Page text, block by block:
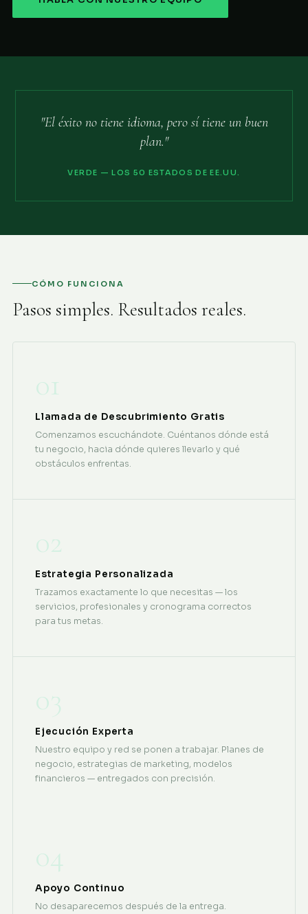
"El éxito no tiene idioma, pero sí tiene un buen
plan."
VERDE — LOS 50 ESTADOS DE EE.UU.
CÓMO FUNCIONA
Pasos simples. Resultados reales.
01
Llamada de Descubrimiento Gratis
Comenzamos escuchándote. Cuéntanos dónde está
tu negocio, hacia dónde quieres llevarlo y qué
obstáculos enfrentas.
02
Estrategia Personalizada
Trazamos exactamente lo que necesitas — los
servicios, profesionales y cronograma correctos
para tus metas.
03
Ejecución Experta
Nuestro equipo y red se ponen a trabajar. Planes de
negocio, estrategias de marketing, modelos
financieros — entregados con precisión.
04
Apoyo Continuo
No desaparecemos después de la entrega.